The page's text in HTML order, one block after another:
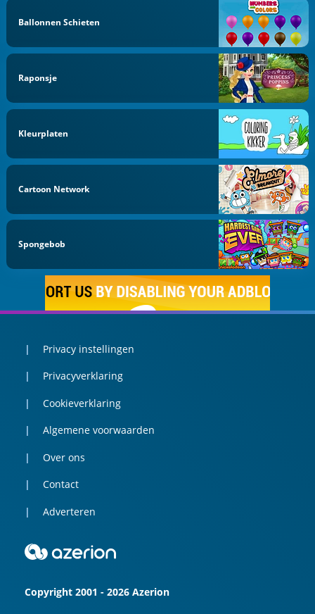
Ballonnen Schieten
Raponsje
Kleurplaten
Cartoon Network
Spongebob
Privacy instellingen
Privacyverklaring
Cookieverklaring
Algemene voorwaarden
Over ons
Contact
Adverteren
Copyright 2001 - 2026 Azerion